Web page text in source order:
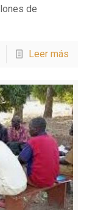
de
Leer más